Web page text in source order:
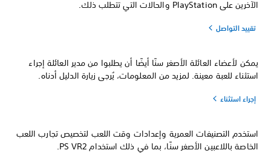
الآخرين على PlayStation والحالات التي تتطلب ذلك.
تقييد التواصل
يمكن لأعضاء العائلة الأصغر سنًا أيضًا أن يطلبوا من مدير العائلة إجراء
استثناء للعبة معينة. لمزيد من المعلومات، يُرجى زيارة الدليل أدناه.
إجراء استثناء
استخدم التصنيفات العمرية وإعدادات وقت اللعب لتخصيص تجارب اللعب
الخاصة باللاعبين الأصغر سنًا، بما في ذلك استخدام PS VR2.